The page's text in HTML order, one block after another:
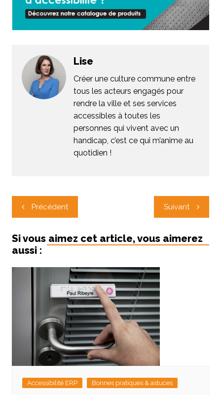
Lise
Créer une culture commune entre
tous les acteurs engagés pour
rendre la ville et ses services
accessibles à toutes les
personnes qui vivent avec un
handicap, c’est ce qui m’anime au
quotidien !
Navigation
de
l’article
Précédent Suivant
Si vous aimez cet article, vous aimerez
aussi :
Accessibilité ERP Bonnes pratiques & astuces